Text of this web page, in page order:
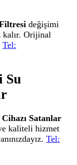
değişimi
kalır. Orijinal
Tel:
Su
Satanlar
kaliteli hizmet
Tel: